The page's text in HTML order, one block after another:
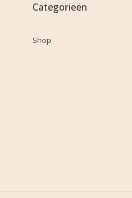
Categorieën
Shop